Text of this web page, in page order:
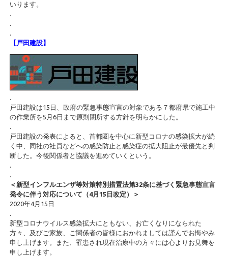
いります。
.
.
.
【戸田建設】
.
戸田建設は15日、政府の緊急事態宣言の対象である７都府県で施工中
の作業所を5月6日まで原則閉所する方針を明らかにした。
.
戸田建設の発表によると、首都圏を中心に新型コロナの感染拡大が続
く中、同社の社員などへの感染防止と感染症の拡大阻止が最優先と判
断した。今後関係者と協議を進めていくという。
.
.
＜新型インフルエンザ等対策特別措置法第32条に基づく緊急事態宣言
発令に伴う対応について（4月15日改定）＞
2020年4月15日
.
新型コロナウイルス感染拡大にともない、お亡くなりになられた
方々、及びご家族、ご関係者の皆様におかれましては謹んでお悔やみ
申し上げます。また、罹患され現在治療中の方々には心よりお見舞を
申し上げます。